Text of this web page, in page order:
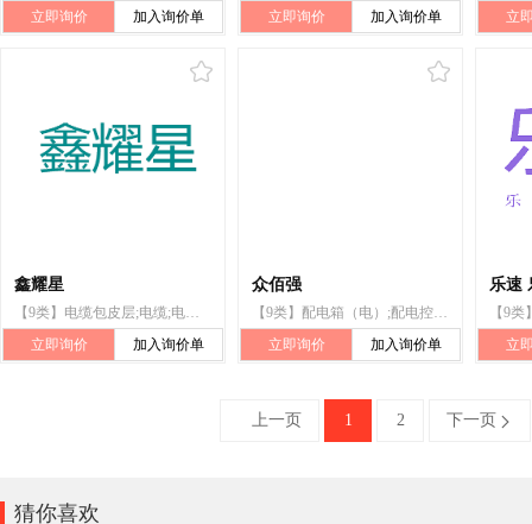
立即询价
加入询价单
立即询价
加入询价单 立
鑫耀星
【9类】电缆包皮层;电缆;电线;磁线;电源材料（电线、电缆）;绝缘铜线;马达启动缆;电线识别包层;电话线;同轴电缆
立即询价
加入询价单
众佰强
【9类】配电箱（电）;配电控制台（电）;电线连接物;母线槽;高压防爆配电装置;电缆;电线;电源材料（电线、电缆）;绝缘铜线;同轴电缆
立即询价
加入询价单
乐速
立
上一页 1 2 下一页 
猜你喜欢